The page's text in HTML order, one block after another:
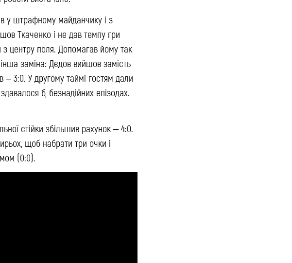
у штрафному майданчику і з
Ткаченко і не дав темпу гри
з центру поля. Допомагав йому так
заміна: Дєдов вийшов замість
– 3:0. У другому таймі гостям дали
б, безнадійних епізодах.
стійки збільшив рахунок – 4:0.
щоб набрати три очки і
(0:0).